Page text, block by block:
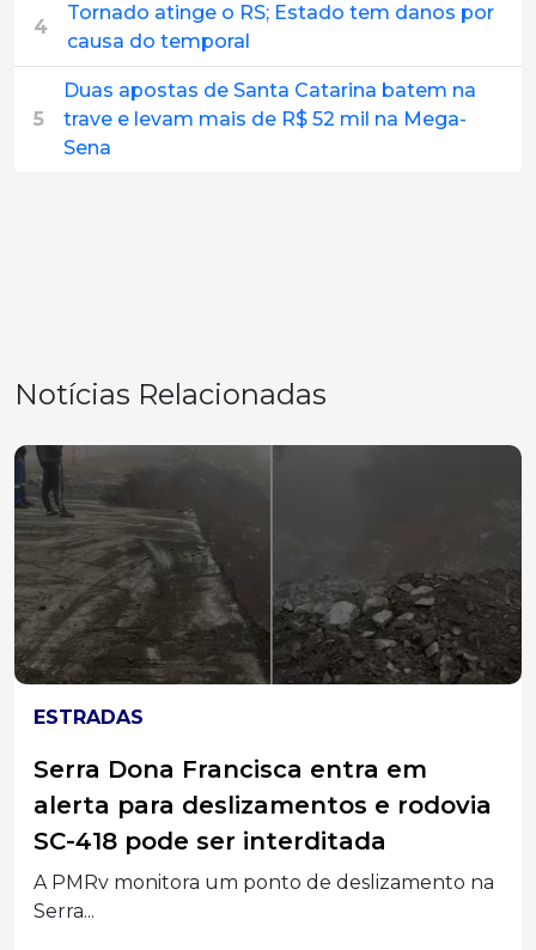
4
Tornado atinge o RS; Estado tem danos por
causa do temporal
5
Duas apostas de Santa Catarina batem na
trave e levam mais de R$ 52 mil na Mega-
Sena
Notícias Relacionadas
ESTRADAS
Serra Dona Francisca entra em
alerta para deslizamentos e rodovia
SC-418 pode ser interditada
A PMRv monitora um ponto de deslizamento na
Serra...